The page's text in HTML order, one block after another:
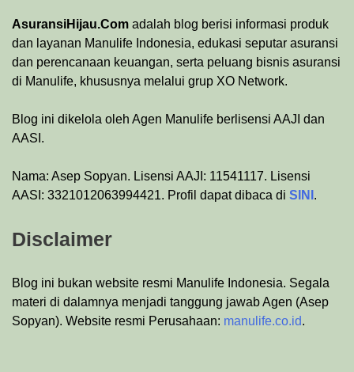
AsuransiHijau.Com adalah blog berisi informasi produk
dan layanan Manulife Indonesia, edukasi seputar asuransi
dan perencanaan keuangan, serta peluang bisnis asuransi
di Manulife, khususnya melalui grup XO Network.
Blog ini dikelola oleh Agen Manulife berlisensi AAJI dan
AASI.
Nama: Asep Sopyan. Lisensi AAJI: 11541117. Lisensi
AASI: 3321012063994421. Profil dapat dibaca di SINI .
Disclaimer
Blog ini bukan website resmi Manulife Indonesia. Segala
materi di dalamnya menjadi tanggung jawab Agen (Asep
Sopyan). Website resmi Perusahaan: manulife.co.id.